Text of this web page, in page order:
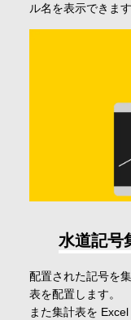
ル名を表示できます
水道記号
配置された記号を
表を配置します。
また集計表を